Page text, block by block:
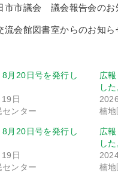
市市議会 議会報告会のお
流会館図書室からのお知
月20日号を発行し
日
ンター
広
した
楠
月20日号を発行し
日
ンター
広
した
楠